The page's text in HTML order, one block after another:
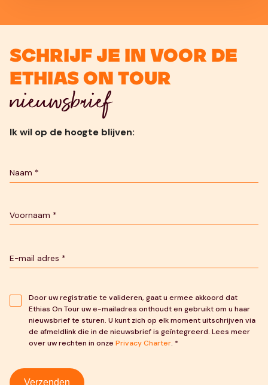
Schrijf je in voor de
Ethias On Tour
nieuwsbrief
Ik wil op de hoogte blijven:
Door uw registratie te valideren, gaat u ermee akkoord dat
Ethias On Tour uw e-mailadres onthoudt en gebruikt om u haar
nieuwsbrief te sturen. U kunt zich op elk moment uitschrijven via
de afmeldlink die in de nieuwsbrief is geïntegreerd. Lees meer
over uw rechten in onze Privacy Charter. *
Verzenden